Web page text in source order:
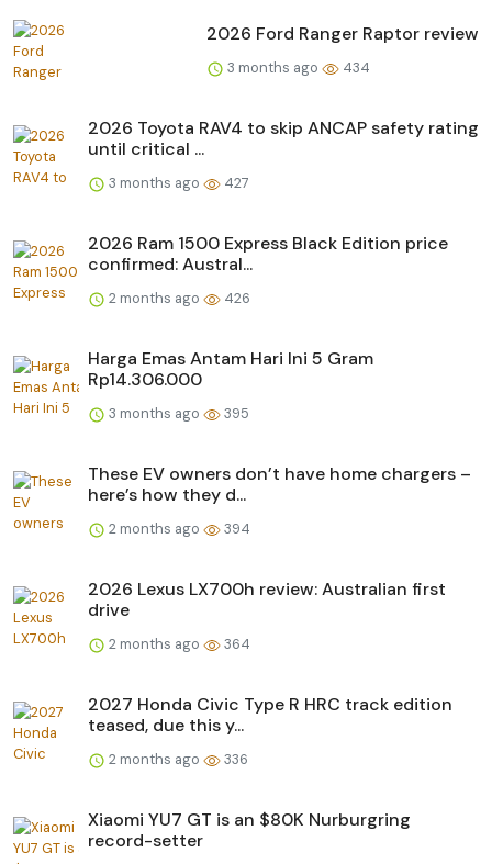
2026 Ford Ranger Raptor review
3 months ago 434
2026 Toyota RAV4 to skip ANCAP safety rating
until critical ...
3 months ago 427
2026 Ram 1500 Express Black Edition price
confirmed: Austral...
2 months ago 426
Harga Emas Antam Hari Ini 5 Gram
Rp14.306.000
3 months ago 395
These EV owners don’t have home chargers –
here’s how they d...
2 months ago 394
2026 Lexus LX700h review: Australian first
drive
2 months ago 364
2027 Honda Civic Type R HRC track edition
teased, due this y...
2 months ago 336
Xiaomi YU7 GT is an $80K Nurburgring
record-setter